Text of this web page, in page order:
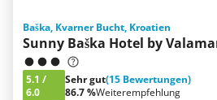
Baška, Kvarner Bucht, Kroatien
Sunny Baška Hotel by
5.1 /
6.0
Sehr gut(15 Bewertungen)
86.7 %Weiterempfehlung